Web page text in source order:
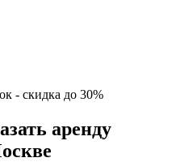
- скидка до 30%
аренду